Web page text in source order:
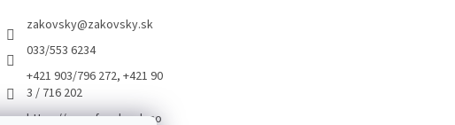
zakovsky@zakovsky.sk
033/553 6234
+421 903/796 272, +421 90
3 / 716 202
https://www.facebook.co